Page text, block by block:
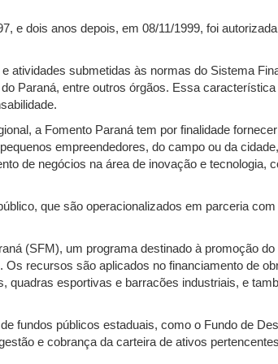
e dois anos depois, em 08/11/1999, foi
atividades submetidas às normas do Sistema
Paraná, entre outros órgãos. Essa
a Fomento Paraná tem por finalidade
empreendedores, do campo ou da
de negócios na área de inovação e tecnologia,
que são operacionalizados em parceria
(SFM), um programa destinado à promoção
recursos são aplicados no financiamento de
esportivas e barracões industriais, e
fundos públicos estaduais, como o Fundo de
e cobrança da carteira de ativos